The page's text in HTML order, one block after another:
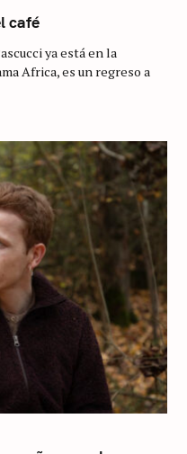
café
ya está en la
Africa, es un regreso a